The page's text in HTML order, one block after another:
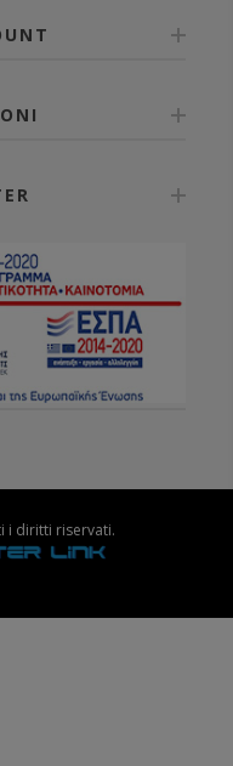
i diritti riservati.